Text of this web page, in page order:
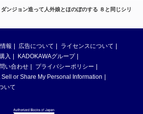
ンジョン造って人外娘とほのぼのする ８と同じシリ
報 広告について
ライセンスについて
入
KADOKAWAグループ
い合わせ
プライバシーポリシー
Sell or Share My Personal Information
いて